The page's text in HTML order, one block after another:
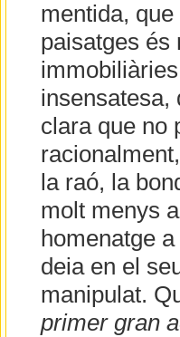
mentida,
paisatges és
insensatesa,
clara que no
la raó, la
molt menys
homenatge
deia en el
manipulat.
primer gran